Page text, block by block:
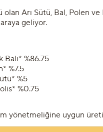
olan Arı Sütü, Bal, Polen
geliyor.
%86.75
%7.5
%5
%0.75
yönetmeliğine uygun